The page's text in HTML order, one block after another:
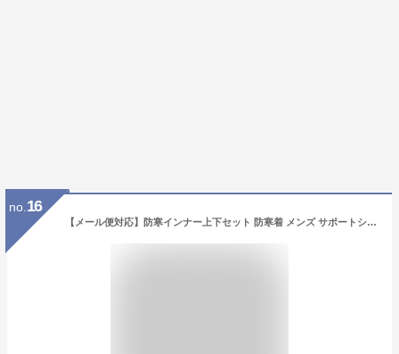
no. 16
【メール便対応】防寒インナー上下セット 防寒着 メンズ サポートシャツ ハイネック サポートタイツ 秋冬用 インナーシャツ インナーパンツ 桑和 SOWA 暖かい ゴルフ 釣り 野球 長袖シャツ 吸汗速乾 裏起毛 消臭 UVカット ストレッチ 保温 大きいサイズ 4L 冬用